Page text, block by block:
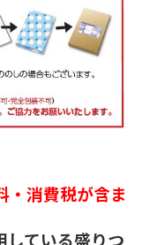
・消費税が含ま
している盛りつ